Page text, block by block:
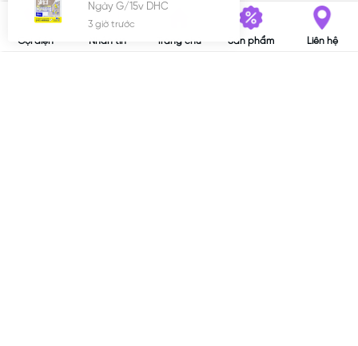
MHC VitaPlus Sapo
Gọi điện Nhắn tin Trang chủ Sản phẩm Liên hệ
3 giờ trước